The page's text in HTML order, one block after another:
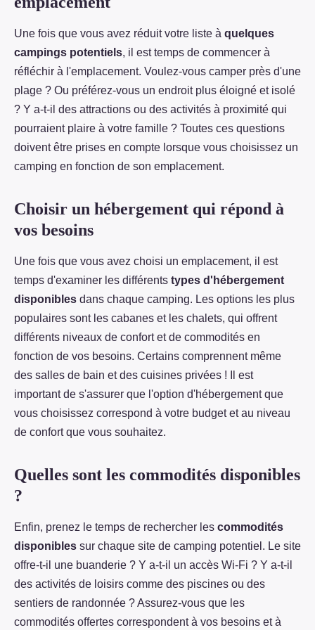
Une fois que vous avez réduit votre liste à quelques
campings potentiels, il est temps de commencer à
réfléchir à l'emplacement. Voulez-vous camper près d'une
plage ? Ou préférez-vous un endroit plus éloigné et isolé
? Y a-t-il des attractions ou des activités à proximité qui
pourraient plaire à votre famille ? Toutes ces questions
doivent être prises en compte lorsque vous choisissez un
camping en fonction de son emplacement.
Choisir un hébergement qui répond à
vos besoins
Une fois que vous avez choisi un emplacement, il est
temps d'examiner les différents types d'hébergement
disponibles dans chaque camping. Les options les plus
populaires sont les cabanes et les chalets, qui offrent
différents niveaux de confort et de commodités en
fonction de vos besoins. Certains comprennent même
des salles de bain et des cuisines privées ! Il est
important de s'assurer que l'option d'hébergement que
vous choisissez correspond à votre budget et au niveau
de confort que vous souhaitez.
Quelles sont les commodités disponibles
?
Enfin, prenez le temps de rechercher les commodités
disponibles sur chaque site de camping potentiel. Le site
offre-t-il une buanderie ? Y a-t-il un accès Wi-Fi ? Y a-t-il
des activités de loisirs comme des piscines ou des
sentiers de randonnée ? Assurez-vous que les
commodités offertes correspondent à vos besoins et à